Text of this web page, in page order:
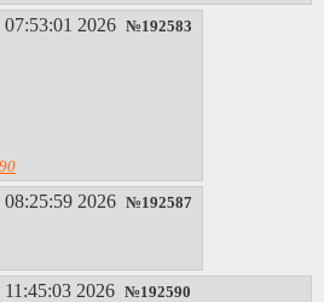
2026 №192583
2026 №192587
2026 №192590